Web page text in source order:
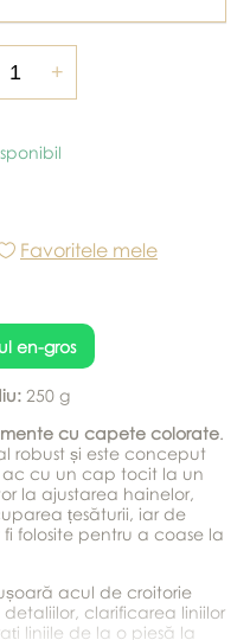
Favoritele mele
en-gros
250 g
cu capete colorate.
robust și este conceput
ac cu un cap tocit la un
la ajustarea hainelor,
țesăturii, iar de
folosite pentru a coase la
acul de croitorie
clarificarea liniilor
liniile de la o piesă la